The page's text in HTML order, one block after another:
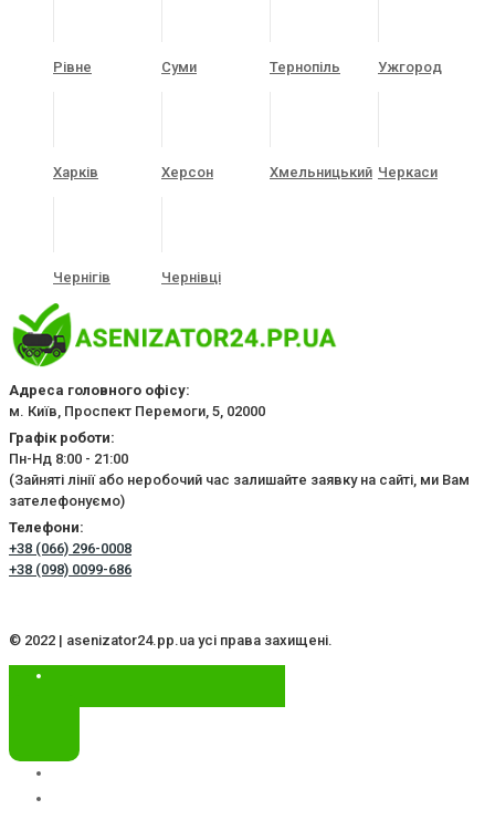
Рівне Суми Тернопіль Ужгород
Харків Херсон Хмельницький Черкаси
Чернігів Чернівці
Адреса головного офісу:
м. Київ, Проспект Перемоги, 5, 02000
Графік роботи:
Пн-Нд 8:00 - 21:00
(Зайняті лінії або неробочий час залишайте заявку на сайті, ми Вам
зателефонуємо)
Телефони:
+38 (066) 296-0008
+38 (098) 0099-686
© 2022 | asenizator24.pp.ua усі права захищені.